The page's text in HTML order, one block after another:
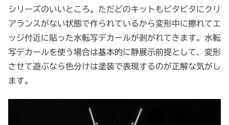
シリーズのいいところ。ただどのキットもビタビタにクリ
アランスがない状態で作られているから変形中に擦れてエ
ッジ付近に貼った水転写デカールが剥がれてきます。水転
写デカールを使う場合は基本的に静展示前提として、変形
させて遊ぶなら色分けは塗装で表現するのが正解な気がし
ます。